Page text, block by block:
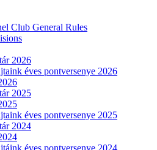
Club General Rules
2026
éves pontversenye 2026
2025
éves pontversenye 2025
2024
éves pontversenye 2024